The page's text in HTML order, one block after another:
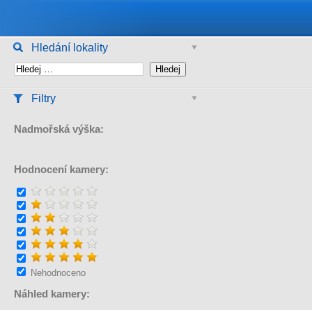
Hledání lokality
Filtry
Nadmořská výška:
Hodnocení kamery:
Nehodnoceno
Náhled kamery: